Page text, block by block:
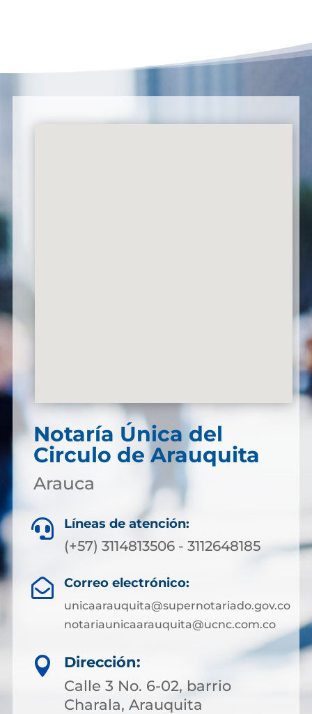
Notaría Única del
Circulo de Arauquita
Arauca
 Líneas de atención:
(+57) 3114813506 - 3112648185
 Correo electrónico:
unicaarauquita@supernotariado.gov.co
notariaunicaarauquita@ucnc.com.co

Dirección:
Calle 3 No. 6-02, barrio
Charala, Arauquita